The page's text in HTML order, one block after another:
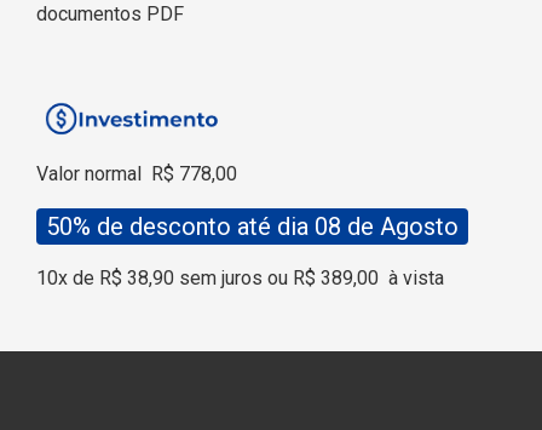
documentos PDF
Valor normal R$ 778,00
50% de desconto até dia 08 de Agosto
10x de R$ 38,90 sem juros ou R$ 389,00 à vista